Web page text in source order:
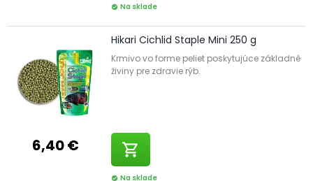
check_circle Na sklade
6,40 €
Hikari Cichlid Staple Mini 250 g
Krmivo vo forme peliet poskytujúce základné
živiny pre zdravie rýb.
shopping_cart
check_circle Na sklade